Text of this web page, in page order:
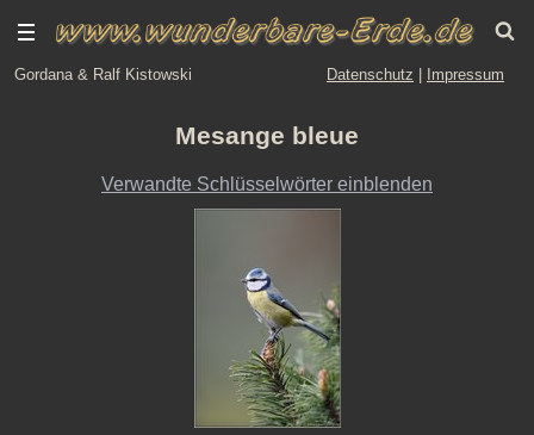
Gordana & Ralf Kistowski Datenschutz Impressum
Mesange bleue
Verwandte Schlüsselwörter einblenden